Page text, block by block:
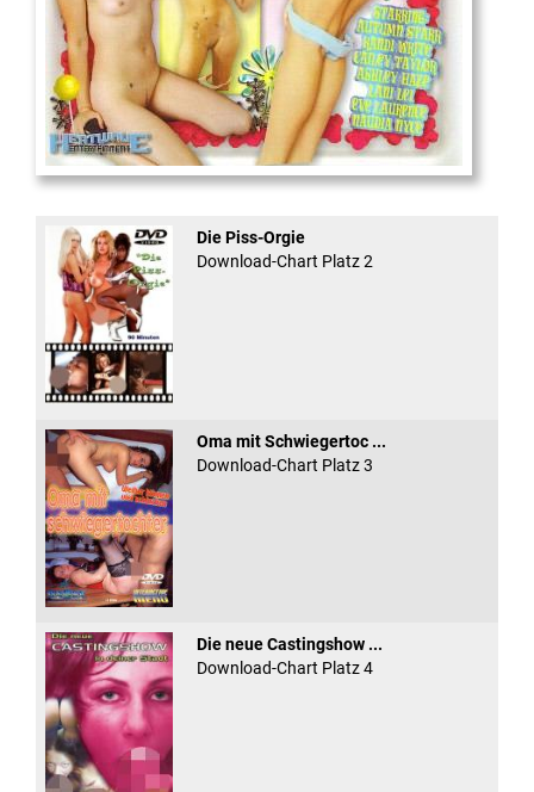
And Confused #8 - ...
Die Piss-Orgie
Download-Chart Platz 2
Oma mit Schwiegertoc ...
Download-Chart Platz 3
Die neue Castingshow ...
Download-Chart Platz 4